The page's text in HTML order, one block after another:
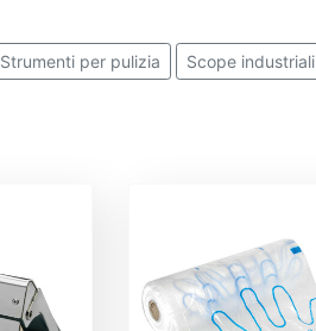
Strumenti per pulizia Scope industriali